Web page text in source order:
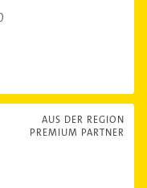
AUS DER REGION
PREMIUM PARTNER